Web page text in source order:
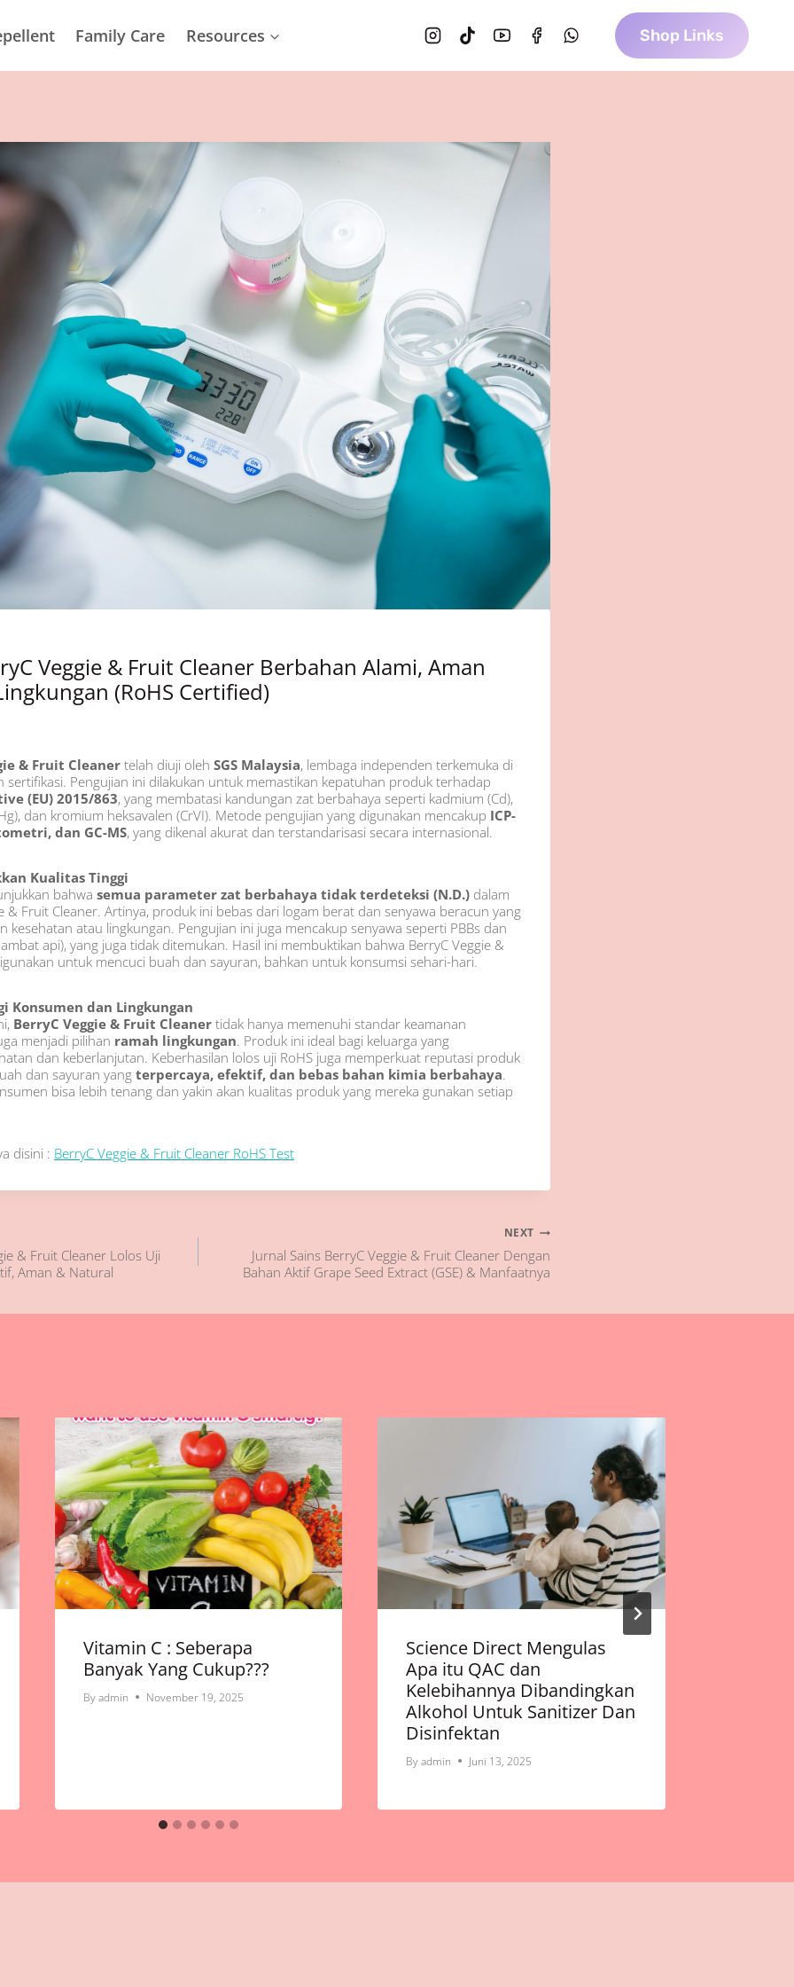
Family Care Resources Shop Links
Veggie & Fruit Cleaner Berbahan Alami, Aman
(RoHS Certified)
& Fruit Cleaner telah diuji oleh SGS Malaysia, lembaga independen terkemuka di
sertifikasi. Pengujian ini dilakukan untuk memastikan kepatuhan produk terhadap
(EU) 2015/863, yang membatasi kandungan zat berbahaya seperti kadmium (Cd),
dan kromium heksavalen (CrVI). Metode pengujian yang digunakan mencakup ICP-
dan GC-MS, yang dikenal akurat dan terstandarisasi secara internasional.
Kualitas Tinggi
bahwa semua parameter zat berbahaya tidak terdeteksi (N.D.) dalam
& Fruit Cleaner. Artinya, produk ini bebas dari logam berat dan senyawa beracun yang
kesehatan atau lingkungan. Pengujian ini juga mencakup senyawa seperti PBBs dan
api), yang juga tidak ditemukan. Hasil ini membuktikan bahwa BerryC Veggie &
untuk mencuci buah dan sayuran, bahkan untuk konsumsi sehari-hari.
Konsumen dan Lingkungan
BerryC Veggie & Fruit Cleaner tidak hanya memenuhi standar keamanan
menjadi pilihan ramah lingkungan. Produk ini ideal bagi keluarga yang
dan keberlanjutan. Keberhasilan lolos uji RoHS juga memperkuat reputasi produk
dan sayuran yang terpercaya, efektif, dan bebas bahan kimia berbahaya.
bisa lebih tenang dan yakin akan kualitas produk yang mereka gunakan setiap
disini : BerryC Veggie & Fruit Cleaner RoHS Test
& Fruit Cleaner Lolos Uji
Aman & Natural
NEXT
Jurnal Sains BerryC Veggie & Fruit Cleaner Dengan
Bahan Aktif Grape Seed Extract (GSE) & Manfaatnya
Vitamin C : Seberapa
Banyak Yang Cukup???
Byadmin November 19, 2025
Science Direct Mengulas
Apa itu QAC dan
Kelebihannya Dibandingkan
Alkohol Untuk Sanitizer Dan
Disinfektan
By admin Juni 13, 2025